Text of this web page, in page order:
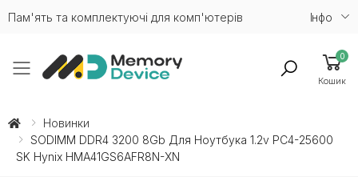
Пам'ять та комплектуючі для комп'ютерів Iнфо
Toggle mobile menu
0
Кошик
Новинки
SODIMM DDR4 3200 8Gb Для Ноутбука 1.2v PC4-25600
SK Hynix HMA41GS6AFR8N-XN